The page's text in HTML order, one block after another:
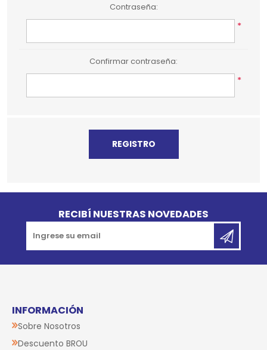
Contraseña:
*
Confirmar contraseña:
*
RECIBÍ NUESTRAS NOVEDADES
INFORMACIÓN
Sobre Nosotros
Descuento BROU